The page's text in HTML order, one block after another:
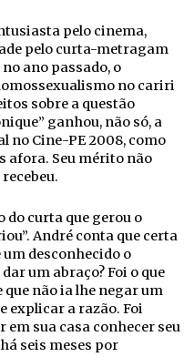
pelo cinema,
pelo curta-metragam
ano passado, o
no cariri
sobre a questão
ganhou, não só, a
no Cine-PE 2008, como
afora. Seu mérito não
do curta que gerou o
André conta que certa
desconhecido o
um abraço? Foi o que
que não ia lhe negar um
explicar a razão. Foi
em sua casa conhecer seu
seis meses por